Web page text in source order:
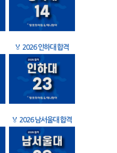
🏅 2026 인하대 합격
🏅 2026 남서울대 합격